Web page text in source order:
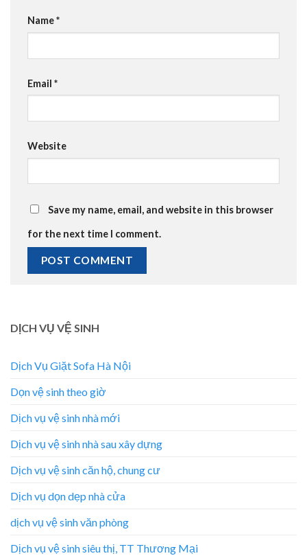
Name*
Email *
Website
Save my name, email, and website in this browser
for the next time I comment.
DỊCH VỤ VỆ SINH
Dịch Vụ Giặt Sofa Hà Nội
Dọn vệ sinh theo giờ
Dịch vụ vệ sinh nhà mới
Dịch vụ vệ sinh nhà sau xây dựng
Dịch vụ vệ sinh căn hộ, chung cư
Dịch vụ dọn dẹp nhà cửa
dịch vụ vệ sinh văn phòng
Dịch vụ vệ sinh siêu thị, TT Thương Mại